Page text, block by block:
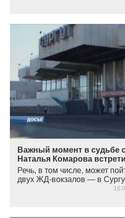
Важный момент в судьбе
Наталья Комарова
Речь, в том числе, может
двух ЖД-вокзалов — в